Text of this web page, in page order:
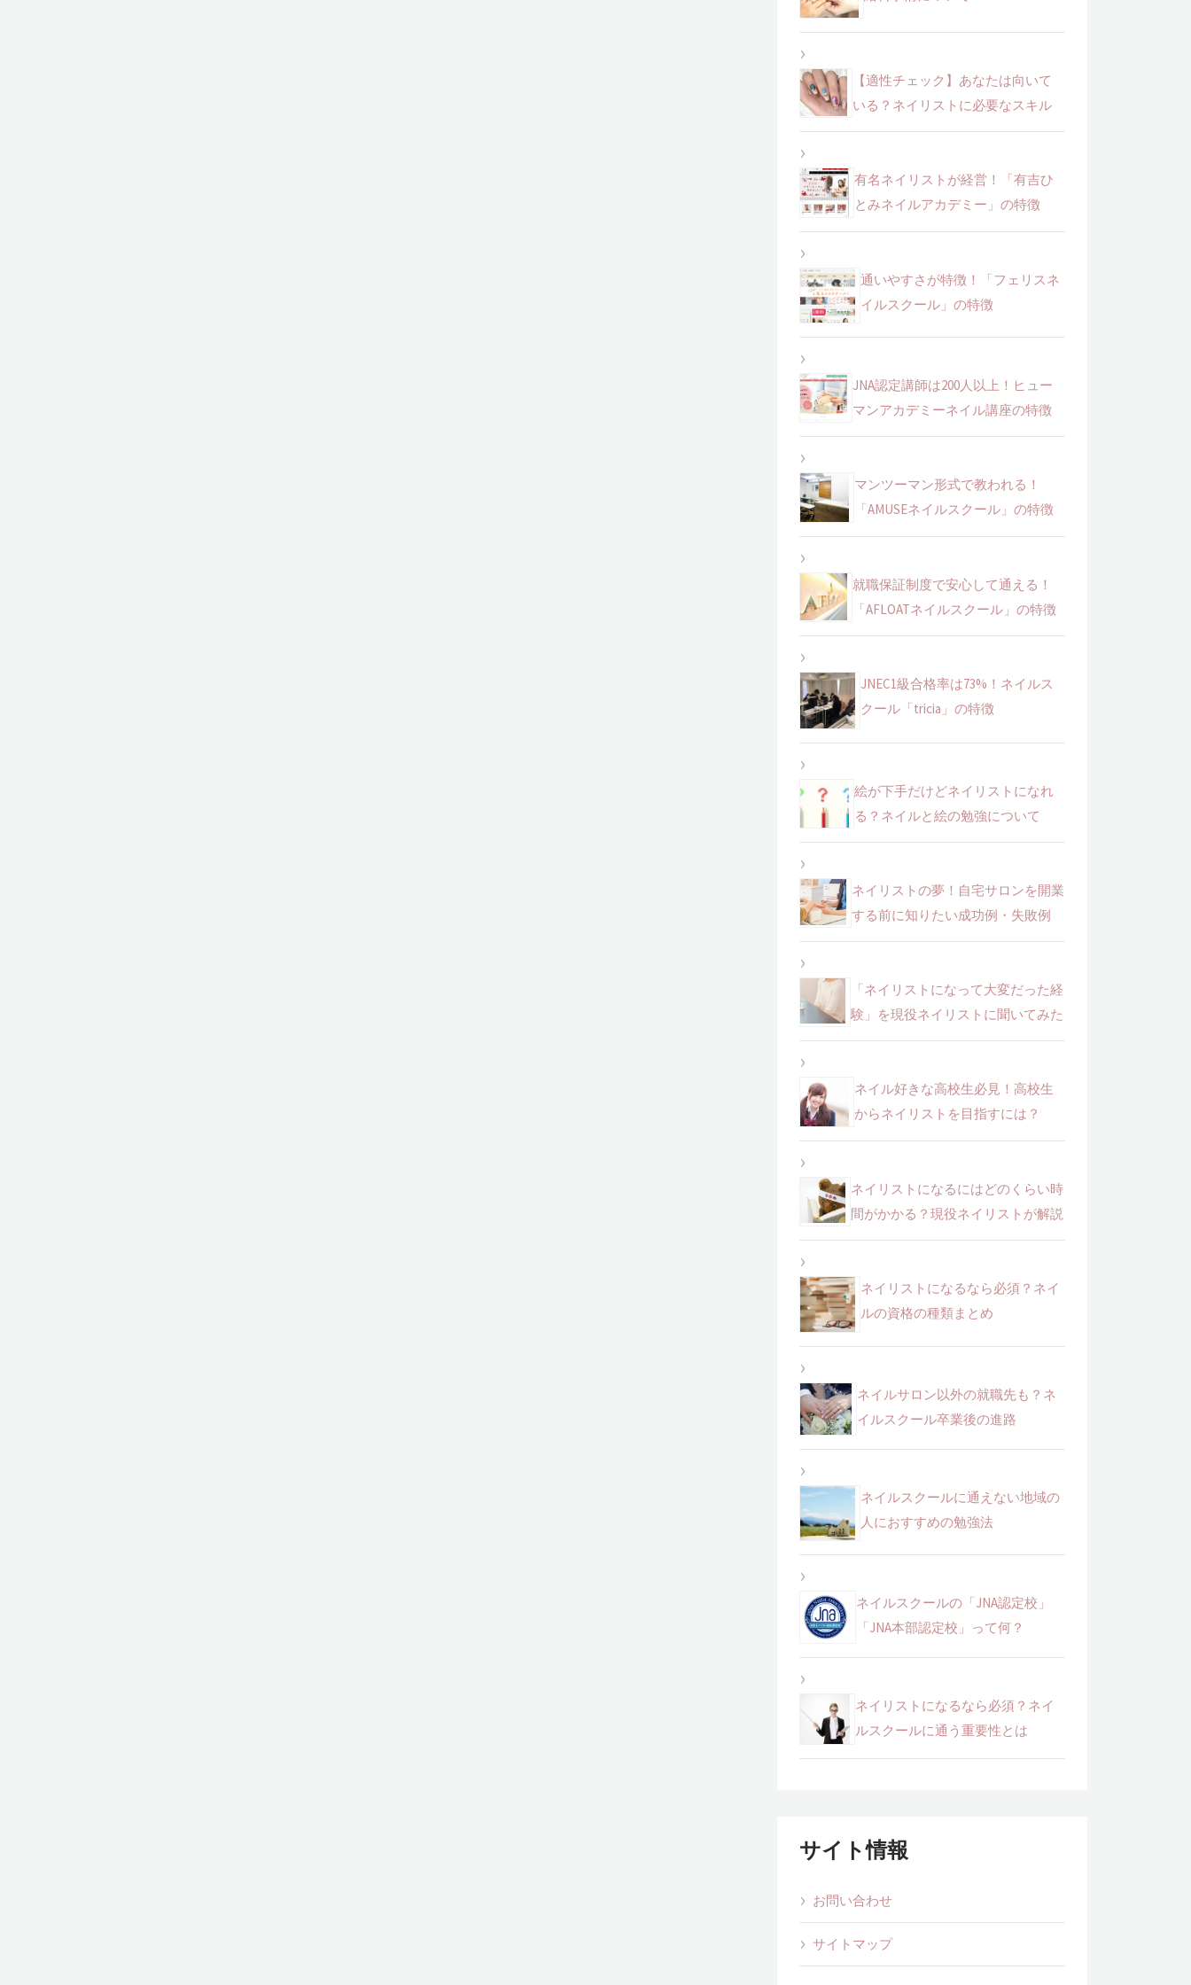
【適性チェック】あなたは向いて
いる？ネイリストに必要なスキル
有名ネイリストが経営！「有吉ひ
とみネイルアカデミー」の特徴
通いやすさが特徴！「フェリスネ
イルスクール」の特徴
JNA認定講師は200人以上！ヒュー
マンアカデミーネイル講座の特徴
マンツーマン形式で教われる！
「AMUSEネイルスクール」の特徴
就職保証制度で安心して通える！
「AFLOATネイルスクール」の特徴
JNEC1級合格率は73%！ネイルス
クール「tricia」の特徴
絵が下手だけどネイリストになれ
る？ネイルと絵の勉強について
ネイリストの夢！自宅サロンを開業
する前に知りたい成功例・失敗例
「ネイリストになって大変だった経
験」を現役ネイリストに聞いてみた
ネイル好きな高校生必見！高校生
からネイリストを目指すには？
ネイリストになるにはどのくらい時
間がかかる？現役ネイリストが解説
ネイリストになるなら必須？ネイ
ルの資格の種類まとめ
ネイルサロン以外の就職先も？ネ
イルスクール卒業後の進路
ネイルスクールに通えない地域の
人におすすめの勉強法
ネイルスクールの「JNA認定校」
「JNA本部認定校」って何？
ネイリストになるなら必須？ネイ
ルスクールに通う重要性とは
サイト情報
お問い合わせ
サイトマップ